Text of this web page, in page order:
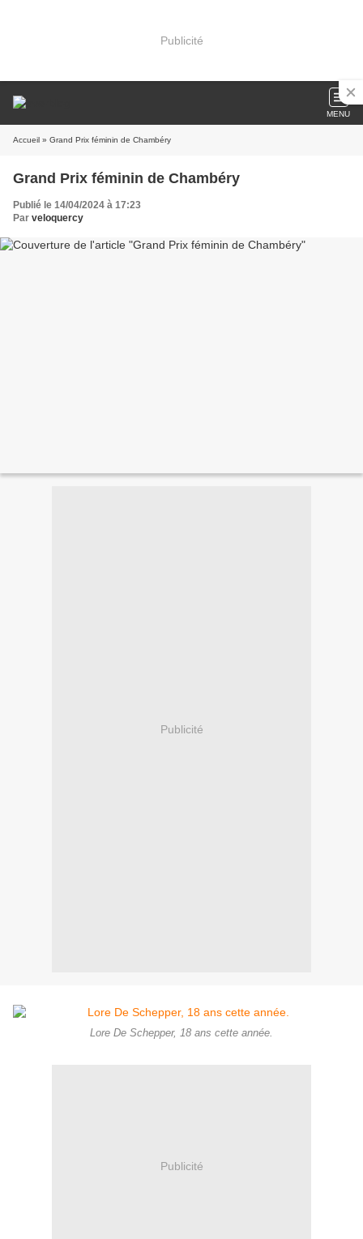
Publicité
MENU
Accueil » Grand Prix féminin de Chambéry
Grand Prix féminin de Chambéry
Publié le 14/04/2024 à 17:23
Par veloquercy
Publicité
Lore De Schepper, 18 ans cette année.
Publicité